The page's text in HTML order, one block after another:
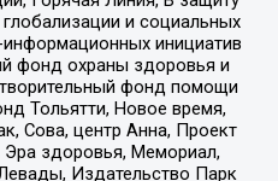
и социальных
инициатив
фонд охраны здоровья и
фонд помощи
Тольятти, Новое время,
Сова, центр Анна, Проект
Эра здоровья, Мемориал,
Издательство Парк